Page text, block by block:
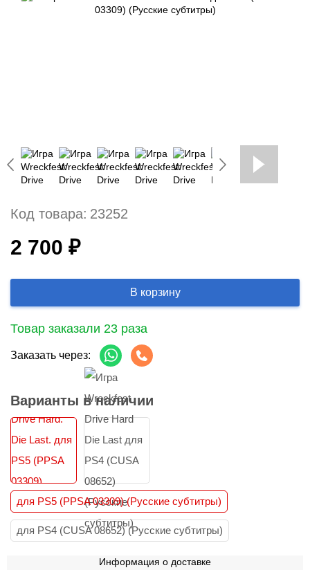
Код товара: 23252
2 700 ₽
В корзину
Товар заказали 23 раза
Заказать через:
Варианты в наличии
для PS5 (PPSA 03309) (Русские субтитры)
для PS4 (CUSA 08652) (Русские субтитры)
Информация о доставке